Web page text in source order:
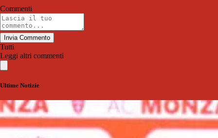
Commenti
Invia Commento
Tutti
Leggi altri commenti
Ultime Notizie